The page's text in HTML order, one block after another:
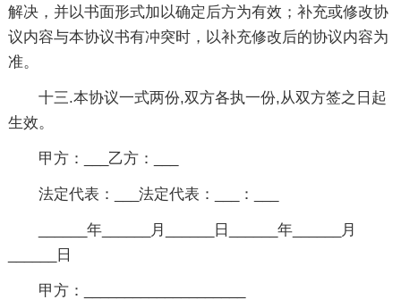
解决，并以书面形式加以确定后方为有效；补充或修改协
议内容与本协议书有冲突时，以补充修改后的协议内容为
准。
十三.本协议一式两份,双方各执一份,从双方签之日起
生效。
甲方：___乙方：___
法定代表：___法定代表：___：___
______年______月______日______年______月
______日
甲方：____________________